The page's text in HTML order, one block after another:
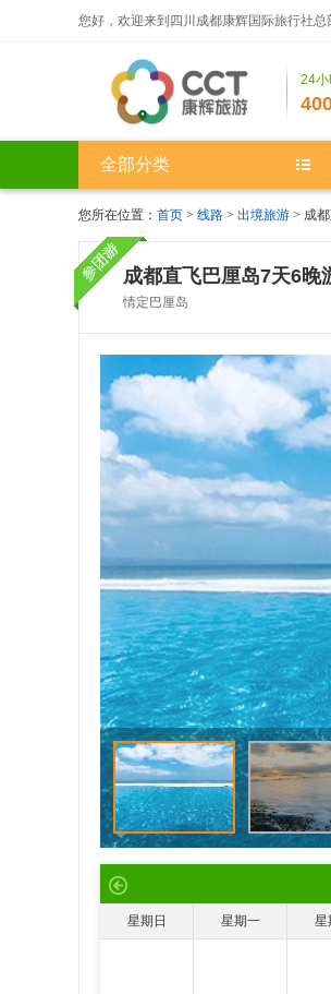
您好，欢迎来到四川成都康辉国际旅行社总
24小
全部分类
您所在位置： 首页 > 线路 > 出境旅游 > 成
成都直飞巴厘岛7天6晚
情定巴厘岛
星期日 星期一 星